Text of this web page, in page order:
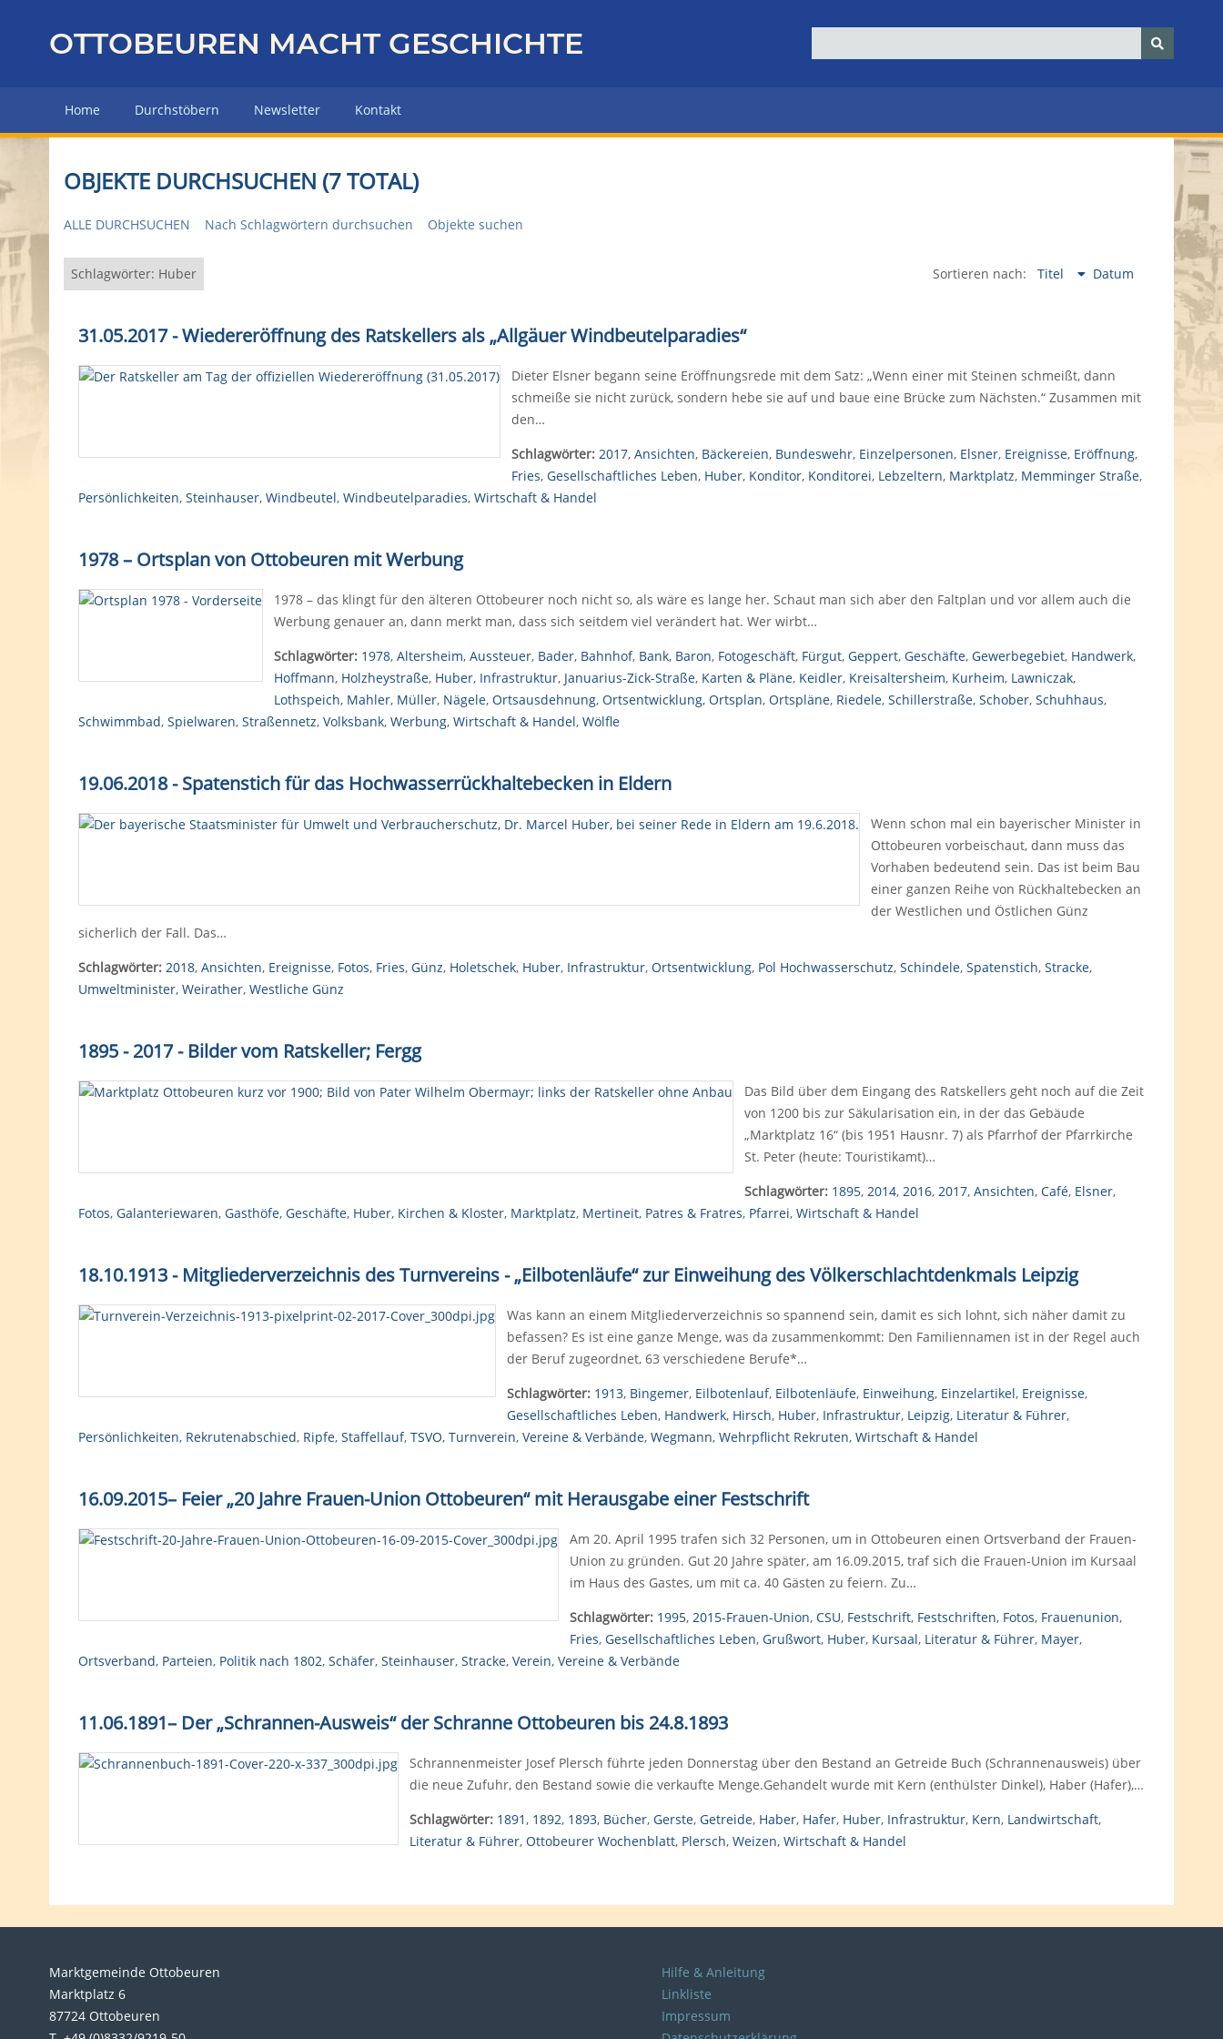
z
r
H
u
p
e
OTTOBEUREN MACHT GESCHICHTE
Home Durchstöbern Newsletter Kontakt
OBJEKTE DURCHSUCHEN (7 TOTAL)
ALLE DURCHSUCHEN Nach Schlagwörtern durchsuchen Objekte suchen
Schlagwörter: Huber Sortieren nach: Titel Datum
31.05.2017 - Wiedereröffnung des Ratskellers als „Allgäuer Windbeutelparadies“
Dieter Elsner begann seine Eröffnungsrede mit dem Satz: „Wenn einer mit Steinen schmeißt, dann
schmeiße sie nicht zurück, sondern hebe sie auf und baue eine Brücke zum Nächsten.“ Zusammen mit
den…
Schlagwörter: 2017, Ansichten, Bäckereien, Bundeswehr, Einzelpersonen, Elsner, Ereignisse, Eröffnung,
Fries, Gesellschaftliches Leben, Huber, Konditor, Konditorei, Lebzeltern, Marktplatz, Memminger Straße,
Persönlichkeiten, Steinhauser, Windbeutel, Windbeutelparadies, Wirtschaft & Handel
1978 – Ortsplan von Ottobeuren mit Werbung
1978 – das klingt für den älteren Ottobeurer noch nicht so, als wäre es lange her. Schaut man sich aber den Faltplan und vor allem auch die
Werbung genauer an, dann merkt man, dass sich seitdem viel verändert hat. Wer wirbt…
Schlagwörter: 1978, Altersheim, Aussteuer, Bader, Bahnhof, Bank, Baron, Fotogeschäft, Fürgut, Geppert, Geschäfte, Gewerbegebiet, Handwerk,
Hoffmann, Holzheystraße, Huber, Infrastruktur, Januarius-Zick-Straße, Karten & Pläne, Keidler, Kreisaltersheim, Kurheim, Lawniczak,
Lothspeich, Mahler, Müller, Nägele, Ortsausdehnung, Ortsentwicklung, Ortsplan, Ortspläne, Riedele, Schillerstraße, Schober, Schuhhaus,
Schwimmbad, Spielwaren, Straßennetz, Volksbank, Werbung, Wirtschaft & Handel, Wölfle
19.06.2018 - Spatenstich für das Hochwasserrückhaltebecken in Eldern
Wenn schon mal ein bayerischer Minister in
Ottobeuren vorbeischaut, dann muss das
Vorhaben bedeutend sein. Das ist beim Bau
einer ganzen Reihe von Rückhaltebecken an
der Westlichen und Östlichen Günz
sicherlich der Fall. Das…
Schlagwörter: 2018, Ansichten, Ereignisse, Fotos, Fries, Günz, Holetschek, Huber, Infrastruktur, Ortsentwicklung, Pol Hochwasserschutz, Schindele, Spatenstich, Stracke,
Umweltminister, Weirather, Westliche Günz
1895 - 2017 - Bilder vom Ratskeller; Fergg
Das Bild über dem Eingang des Ratskellers geht noch auf die Zeit
von 1200 bis zur Säkularisation ein, in der das Gebäude
„Marktplatz 16“ (bis 1951 Hausnr. 7) als Pfarrhof der Pfarrkirche
St. Peter (heute: Touristikamt)…
Schlagwörter: 1895, 2014, 2016, 2017, Ansichten, Café, Elsner,
Fotos, Galanteriewaren, Gasthöfe, Geschäfte, Huber, Kirchen & Kloster, Marktplatz, Mertineit, Patres & Fratres, Pfarrei, Wirtschaft & Handel
18.10.1913 - Mitgliederverzeichnis des Turnvereins - „Eilbotenläufe“ zur Einweihung des Völkerschlachtdenkmals Leipzig
Was kann an einem Mitgliederverzeichnis so spannend sein, damit es sich lohnt, sich näher damit zu
befassen? Es ist eine ganze Menge, was da zusammenkommt: Den Familiennamen ist in der Regel auch
der Beruf zugeordnet, 63 verschiedene Berufe*…
Schlagwörter: 1913, Bingemer, Eilbotenlauf, Eilbotenläufe, Einweihung, Einzelartikel, Ereignisse,
Gesellschaftliches Leben, Handwerk, Hirsch, Huber, Infrastruktur, Leipzig, Literatur & Führer,
Persönlichkeiten, Rekrutenabschied, Ripfe, Staffellauf, TSVO, Turnverein, Vereine & Verbände, Wegmann, Wehrpflicht Rekruten, Wirtschaft & Handel
16.09.2015– Feier „20 Jahre Frauen-Union Ottobeuren“ mit Herausgabe einer Festschrift
Am 20. April 1995 trafen sich 32 Personen, um in Ottobeuren einen Ortsverband der Frauen-
Union zu gründen. Gut 20 Jahre später, am 16.09.2015, traf sich die Frauen-Union im Kursaal
im Haus des Gastes, um mit ca. 40 Gästen zu feiern. Zu…
Schlagwörter: 1995, 2015-Frauen-Union, CSU, Festschrift, Festschriften, Fotos, Frauenunion,
Fries, Gesellschaftliches Leben, Grußwort, Huber, Kursaal, Literatur & Führer, Mayer,
Ortsverband, Parteien, Politik nach 1802, Schäfer, Steinhauser, Stracke, Verein, Vereine & Verbände
11.06.1891–Der „Schrannen-Ausweis“ der Schranne Ottobeuren bis 24.8.1893
Schrannenmeister Josef Plersch führte jeden Donnerstag über den Bestand an Getreide Buch (Schrannenausweis) über
die neue Zufuhr, den Bestand sowie die verkaufte Menge.Gehandelt wurde mit Kern (enthülster Dinkel), Haber (Hafer),…
Schlagwörter: 1891, 1892, 1893, Bücher, Gerste, Getreide, Haber, Hafer, Huber, Infrastruktur, Kern, Landwirtschaft,
Literatur & Führer, Ottobeurer Wochenblatt, Plersch, Weizen, Wirtschaft & Handel
Marktgemeinde Ottobeuren
Marktplatz 6
87724 Ottobeuren
Hilfe & Anleitung
Linkliste
Impressum